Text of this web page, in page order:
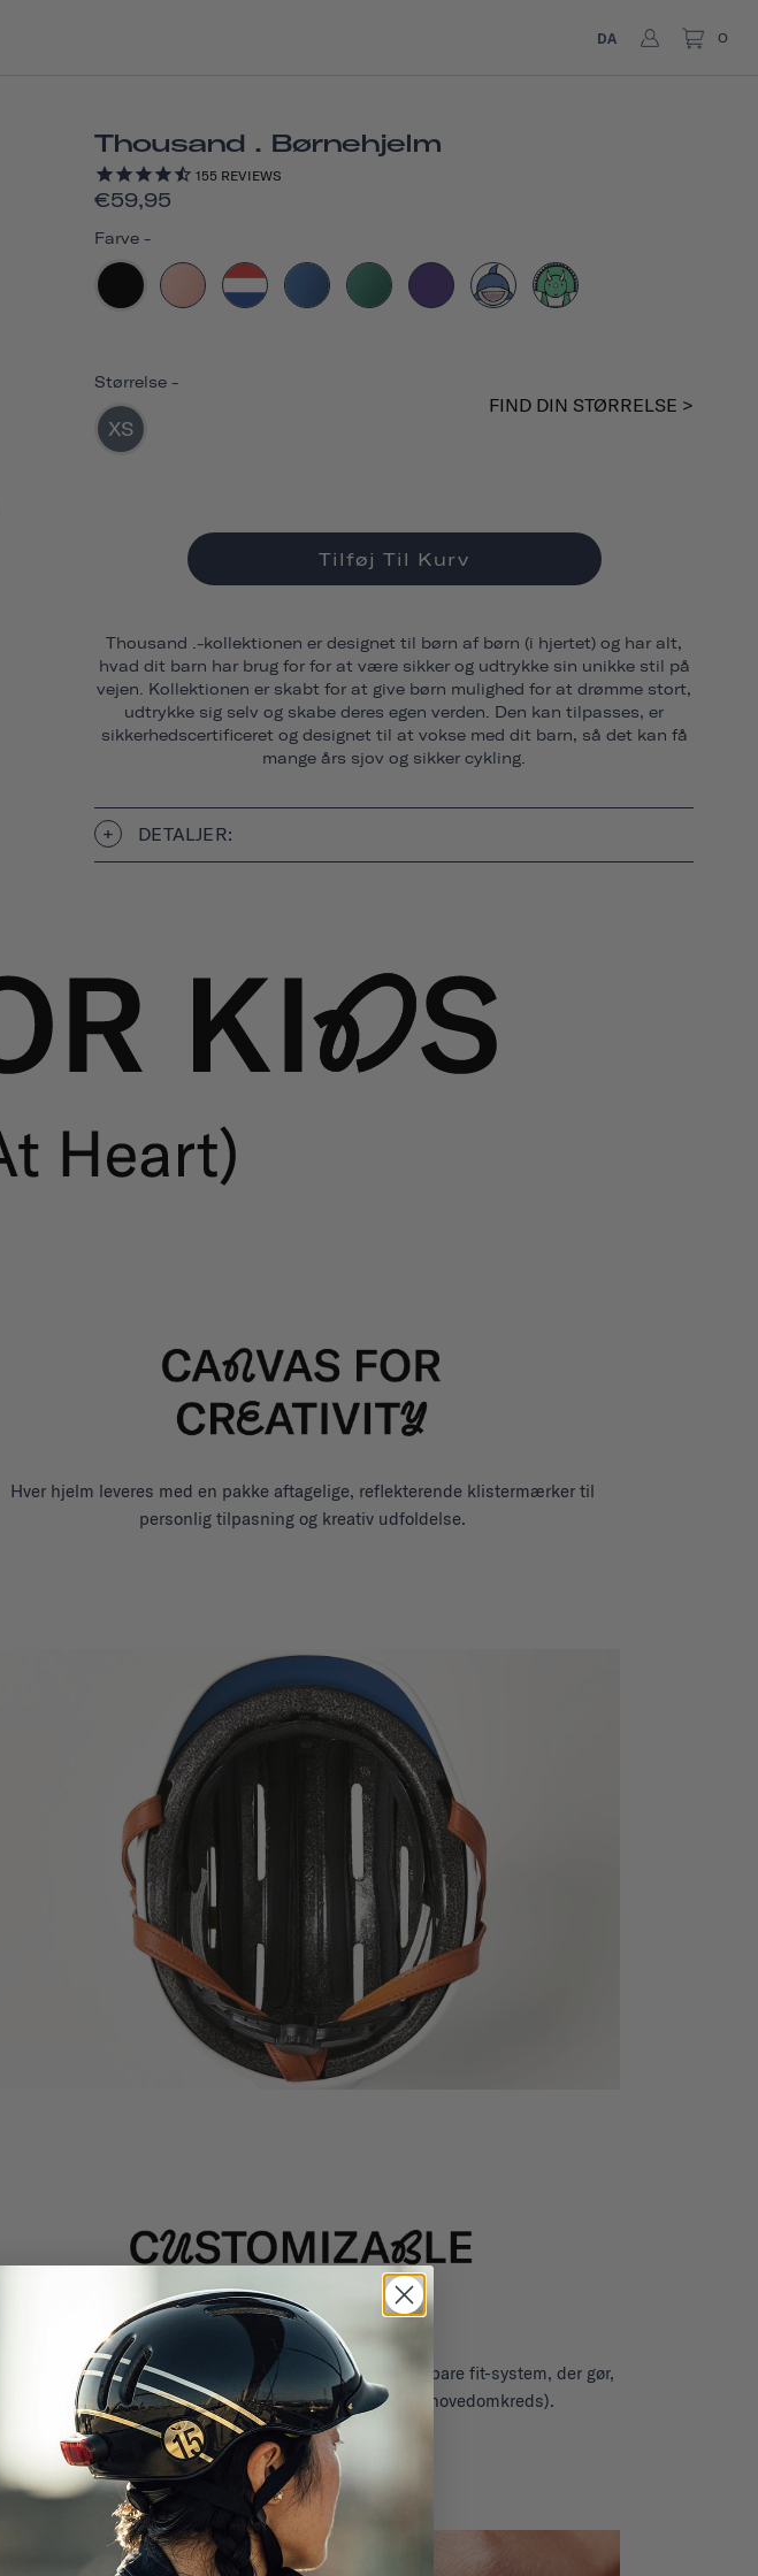
DA 0
Thousand . Børnehjelm
155 REVIEWS
€59,95
Farve -
Størrelse -
XS
FIND DIN STØRRELSE >
Tilføj Til Kurv
Thousand .-kollektionen er designet til børn af børn (i hjertet) og har alt,
hvad dit barn har brug for for at være sikker og udtrykke sin unikke stil på
vejen. Kollektionen er skabt for at give børn mulighed for at drømme stort,
udtrykke sig selv og skabe deres egen verden. Den kan tilpasses, er
sikkerhedscertificeret og designet til at vokse med dit barn, så det kan få
mange års sjov og sikker cykling.
DETALJER:
Hver hjelm leveres med en pakke aftagelige, reflekterende klistermærker til
personlig tilpasning og kreativ udfoldelse.
Bare én hjelm vil holde i mange år takket være det justerbare fit-system, der gør,
at udstyret kan vokse med barnet (fra 49-53 cm hovedomkreds).